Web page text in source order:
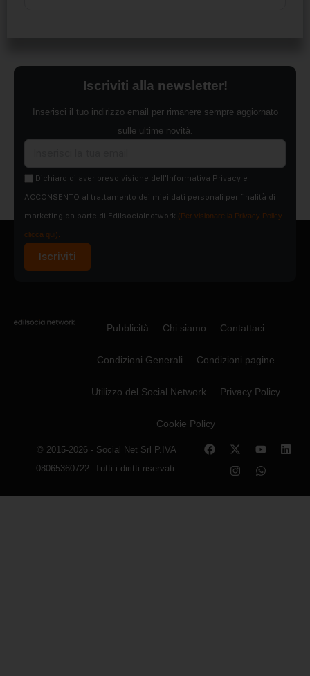
Iscriviti alla newsletter!
Inserisci il tuo indirizzo email per rimanere sempre aggiornato
sulle ultime novità.
Dichiaro di aver preso visione dell'Informativa Privacy e
ACCONSENTO al trattamento dei miei dati personali per finalità di
marketing da parte di Edilsocialnetwork (Per visionare la Privacy Policy
clicca qui).
Iscriviti
Pubblicità Chi siamo Contattaci
Condizioni Generali Condizioni pagine
Utilizzo del Social Network Privacy Policy
Cookie Policy
© 2015-2026 - Social Net Srl P.IVA
08065360722. Tutti i diritti riservati.